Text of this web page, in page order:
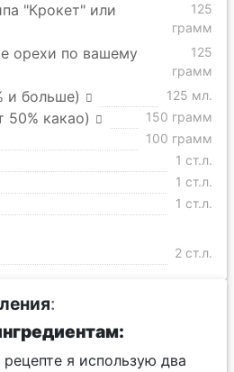
"Крокет" или
125
грамм
орехи по вашему
125
грамм
и больше) 125 мл.
50% какао) 150 грамм
100 грамм
1 ст.л.
1 ст.л.
1 ст.л.
2 ст.л.
:
я использую два